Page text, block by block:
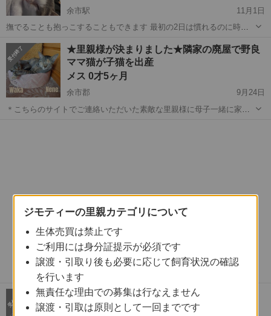
余市駅
11月1日
撫でることも抱っこすることもできます 最初の2日は慣れるのに時間
とべったりです。 特に譲渡費などは頂いておりません 猫用のおもちゃ
やトイレなどが必要なのであ...
北海道 余市郡 余市駅 猫 健康状態
★里親様が決まりました★隣家の廃屋で野良
ママ猫が子猫を出産
メス 0才5ヶ月
余市郡
9月24日
＊こちらのサイトでご連絡いただいた素敵な里親様に母子一緒に家族
生後2ヶ月 オス
オス 0才2ヶ月
ジモティーの里親カテゴリについて
生体売買は禁止です
ご利用には身分証提示が必須です
譲渡・引取り後も必要に応じて飼育状況の確認
を行います
無責任な理由での募集は行なえません
譲渡・引取は原則として一回までです